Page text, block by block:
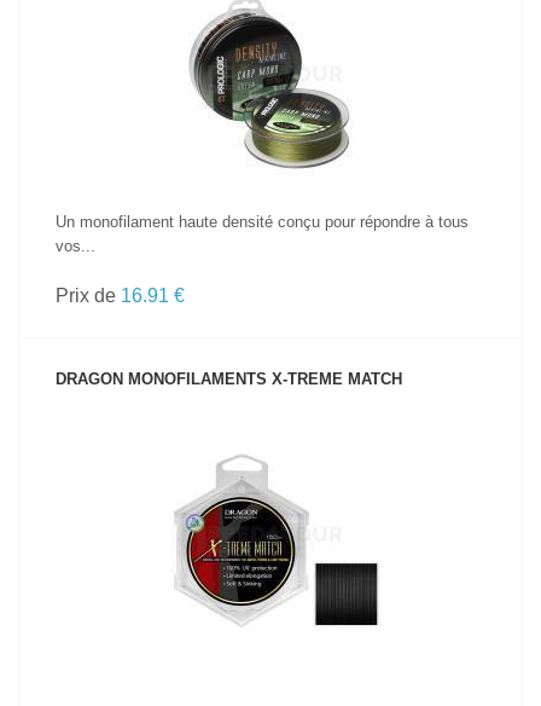
VOIR LE PRODUIT
Un monofilament haute densité conçu pour répondre à tous
vos...
Prix de 16.91 €
DRAGON MONOFILAMENTS X-TREME MATCH
VOIR LE PRODUIT